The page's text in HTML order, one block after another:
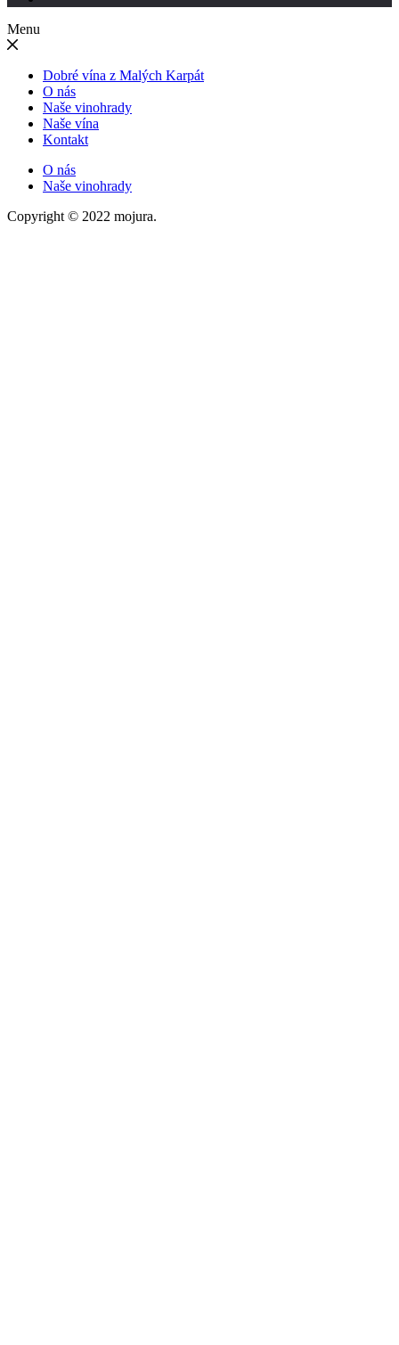
Menu
Dobré vína z Malých Karpát
O nás
Naše vinohrady
Naše vína
Kontakt
O nás
Naše vinohrady
Copyright © 2022 mojura.